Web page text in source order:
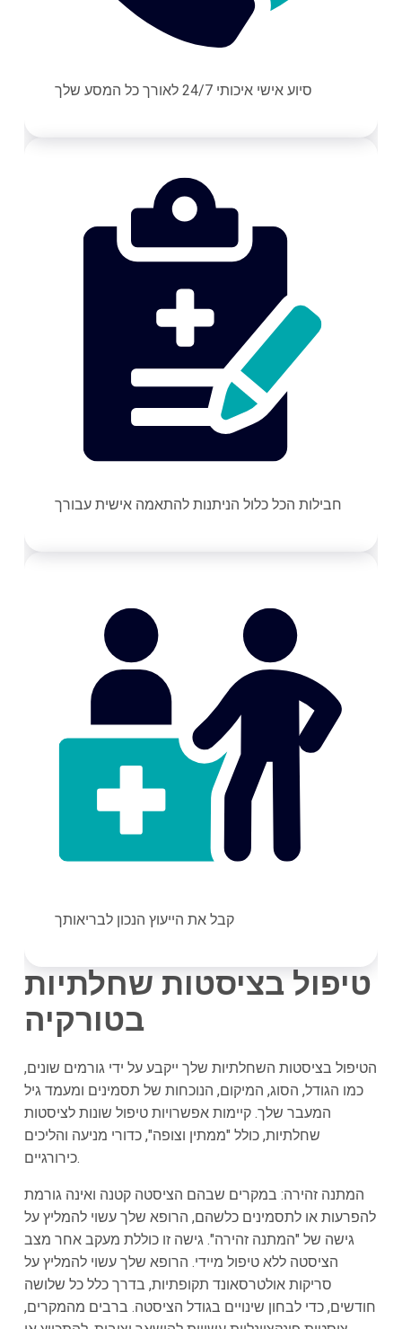
סיוע אישי איכותי 24/7 לאורך כל המסע שלך
חבילות הכל כלול הניתנות להתאמה אישית עבורך
קבל את הייעוץ הנכון לבריאותך
טיפול בציסטות שחלתיות
בטורקיה
הטיפול בציסטות השחלתיות שלך ייקבע על ידי גורמים שונים,
כמו הגודל, הסוג, המיקום, הנוכחות של תסמינים ומעמד גיל
המעבר שלך. קיימות אפשרויות טיפול שונות לציסטות
שחלתיות, כולל "ממתין וצופה", כדורי מניעה והליכים
כירורגיים.
המתנה זהירה: במקרים שבהם הציסטה קטנה ואינה גורמת
להפרעות או לתסמינים כלשהם, הרופא שלך עשוי להמליץ על
גישה של "המתנה זהירה". גישה זו כוללת מעקב אחר מצב
הציסטה ללא טיפול מיידי. הרופא שלך עשוי להמליץ על
סריקות אולטרסאונד תקופתיות, בדרך כלל כל שלושה
חודשים, כדי לבחון שינויים בגודל הציסטה. ברבים מהמקרים,